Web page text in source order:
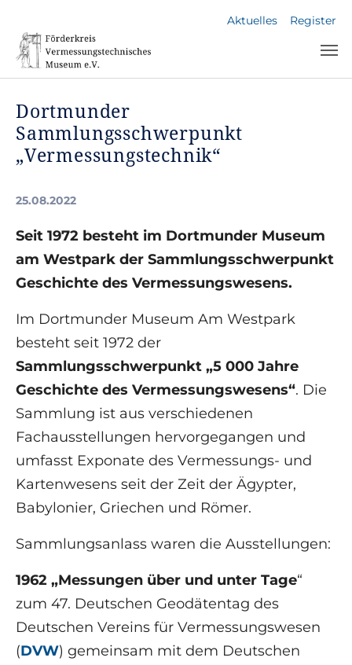
Aktuelles Register
Dortmunder
Sammlungsschwerpunkt
„Vermessungstechnik“
25.08.2022
Seit 1972 besteht im Dortmunder Museum
am Westpark der Sammlungsschwerpunkt
Geschichte des Vermessungswesens.
Im Dortmunder Museum Am Westpark
besteht seit 1972 der
Sammlungsschwerpunkt „5 000 Jahre
Geschichte des Vermessungswesens“. Die
Sammlung ist aus verschiedenen
Fachausstellungen hervorgegangen und
umfasst Exponate des Vermessungs- und
Kartenwesens seit der Zeit der Ägypter,
Babylonier, Griechen und Römer.
Sammlungsanlass waren die Ausstellungen:
1962 „Messungen über und unter Tage“
zum 47. Deutschen Geodätentag des
Deutschen Vereins für Vermessungswesen
(DVW) gemeinsam mit dem Deutschen